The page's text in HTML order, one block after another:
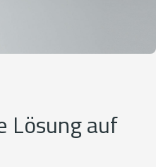
Lösung auf